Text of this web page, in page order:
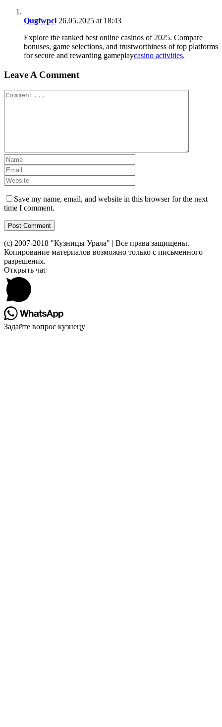
Qugfwpcl 26.05.2025 at 18:43
Explore the ranked best online casinos of 2025. Compare
bonuses, game selections, and trustworthiness of top platforms
for secure and rewarding gameplaycasino activities.
Leave A Comment
Comment
Save my name, email, and website in this browser for the next
time I comment.
(c) 2007-2018 "Кузницы Урала" | Все права защищены.
Копирование материалов возможно только с письменного
разрешения.
Toggle
Sliding
Bar
Area
Открыть чат
Задайте вопрос кузнецу